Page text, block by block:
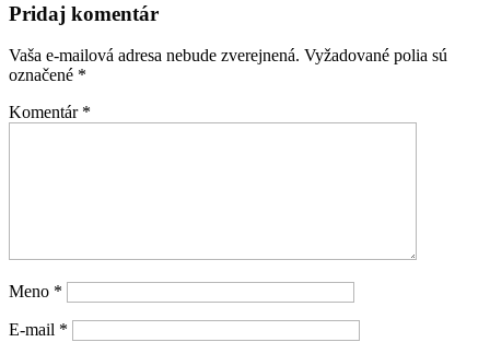
Pridaj komentár
Vaša e-mailová adresa nebude zverejnená. Vyžadované polia sú
označené *
Komentár *
Meno *
E-mail *